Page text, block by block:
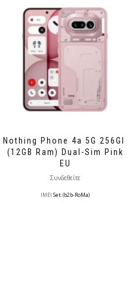
Nothing Phone 4a 5G 256GB
(12GB Ram) Dual-Sim Pink
EU
Συνδεθείτε
IMEI Set: (b2b-RoMa)